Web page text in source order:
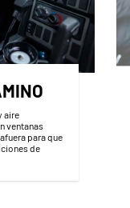
aire
ventanas
para que
de